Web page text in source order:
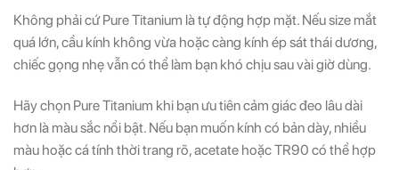
Không phải cứ Pure Titanium là tự động hợp mặt. Nếu size mắt
quá lớn, cầu kính không vừa hoặc càng kính ép sát thái dương,
chiếc gọng nhẹ vẫn có thể làm bạn khó chịu sau vài giờ dùng.
Hãy chọn Pure Titanium khi bạn ưu tiên cảm giác đeo lâu dài
hơn là màu sắc nổi bật. Nếu bạn muốn kính có bản dày, nhiều
màu hoặc cá tính thời trang rõ, acetate hoặc TR90 có thể hợp